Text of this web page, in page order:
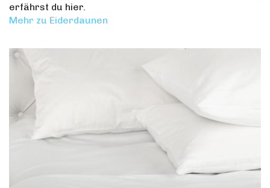
erfährst du hier.
Mehr zu Eiderdaunen